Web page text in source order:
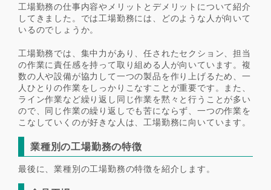
工場勤務の仕事内容やメリットとデメリットについて紹介
してきました。では工場勤務には、どのような人が向いて
いるのでしょうか。
工場勤務では、集中力があり、任されたセクション、担当
の作業に責任感を持って取り組める人が向いています。複
数の人や設備が協力して一つの製品を作り上げるため、一
人ひとりの作業をしっかりこなすことが重要です。また、
ライン作業など繰り返し同じ作業を黙々と行うことが多い
ので、同じ作業の繰り返しでも苦にならず、一つの作業を
こなしていくのが好きな人は、工場勤務に向いています。
業種別の工場勤務の特徴
最後に、業種別の工場勤務の特徴を紹介します。